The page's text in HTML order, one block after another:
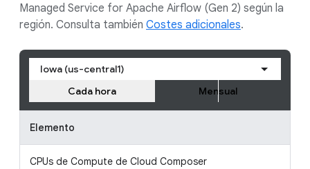
Managed Service for Apache Airflow (Gen 2) según la
región. Consulta también Costes adicionales.
Iowa (us-central1)
Cada hora
Mensual
Elemento
CPUs de Compute de Cloud Composer